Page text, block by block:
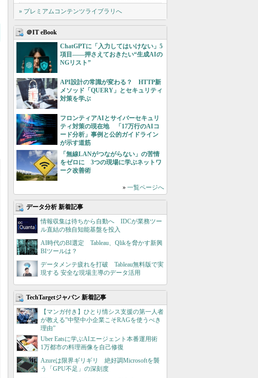
» プレミアムコンテンツライブラリへ
＠IT eBook
ChatGPTに「入力してはいけない」5
項目――押さえておきたい“生成AIの
NGリスト”
API設計の常識が変わる？ HTTP新
メソッド「QUERY」とセキュリティ
対策を学ぶ
フロンティアAIとサイバーセキュリ
ティ対策の現在地 「17万行のAIコ
ード分析」事例と公的ガイドライン
が示す道筋
「無線LANがつながらない」の苦情
をゼロに 3つの現場に学ぶネットワ
ーク改善術
» 一覧ページへ
データ分析 新着記事
情報収集は待ちから自動へ IDCが業務ツー
ル直結の独自知能基盤を投入
AI時代のBI選定 Tableau、Qlikを脅かす新興
BIツールは？
データメンテ疲れを打破 Tableau無料版で実
現する 安全な現場主導のデータ活用
TechTargetジャパン 新着記事
【マンガ付き】ひとり情シス支援の第一人者
が教える”中堅中小企業こそRAGを使うべき
理由”
Uber Eatsに学ぶAIエージェント本番運用術
1万都市の料理画像を自己修復
Azureは限界ギリギリ 絶好調Microsoftを襲
う「GPU不足」の深刻度